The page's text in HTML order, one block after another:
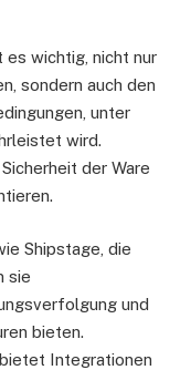
es wichtig, nicht nur
sondern auch den
unter
wird.
der Ware
Shipstage, die
sie
und
bieten.
bietet Integrationen